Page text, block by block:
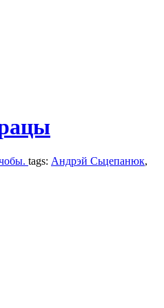
tags: Андрэй Сьцепанюк,